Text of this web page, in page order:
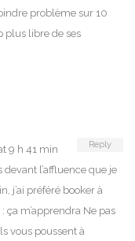
problème sur 10
plus libre de ses
Reply
9 h 41 min
devant l’affluence que je
j’ai préféré booker à
ça m’apprendra Ne pas
vous poussent à